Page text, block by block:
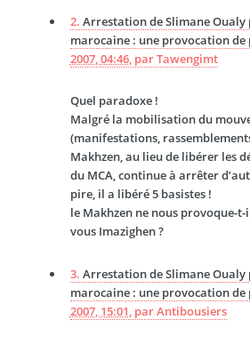
2. Arrestation de Slimane Oualy
marocaine : une provocation de
2007, 04:46, parTawengimt
Quel paradoxe !
Malgré la mobilisation du
(manifestations,
Makhzen, au lieu de libérer les
du MCA, continue à arrêter
pire, il a libéré 5 basistes !
le Makhzen ne nous provoque-t-
vous Imazighen ?
3. Arrestation de Slimane Oualy
marocaine : une provocation de
2007, 15:01, parAntibousiers